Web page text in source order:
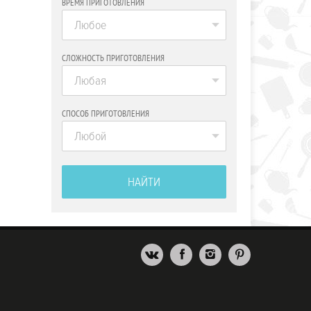
ВРЕМЯ ПРИГОТОВЛЕНИЯ
Любое
СЛОЖНОСТЬ ПРИГОТОВЛЕНИЯ
Любая
СПОСОБ ПРИГОТОВЛЕНИЯ
Любой
НАЙТИ